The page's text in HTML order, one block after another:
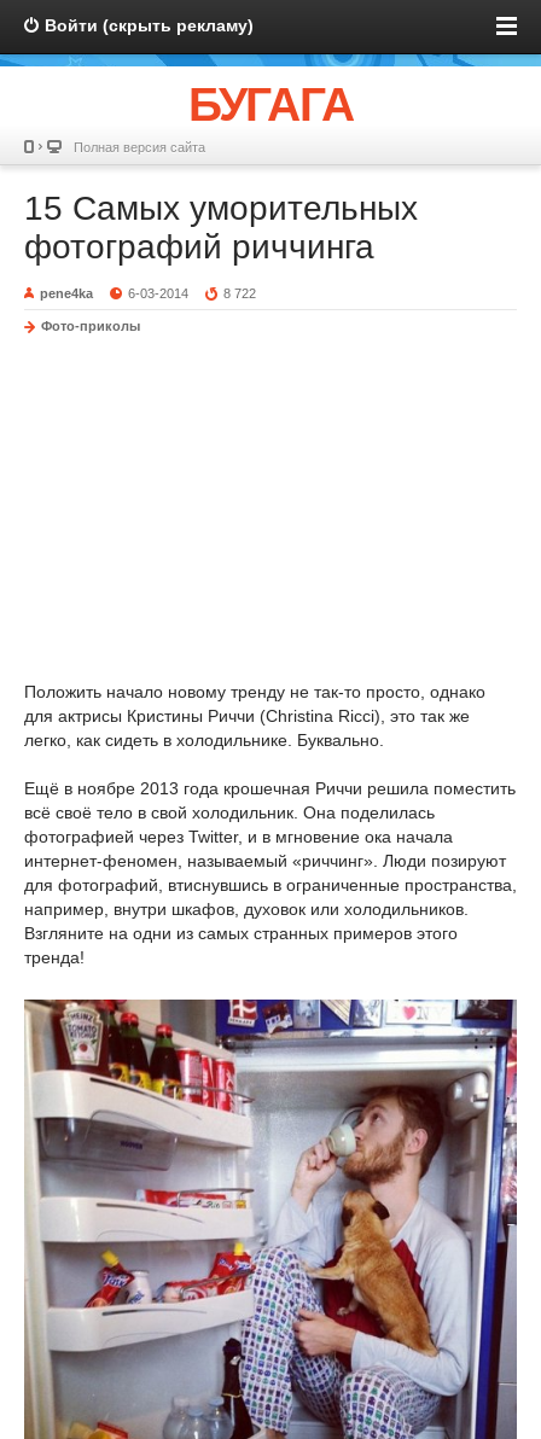
Войти (скрыть рекламу)
БУГАГА
Полная версия сайта
15 Самых уморительных
фотографий риччинга
pene4ka 6-03-2014 8 722
Фото-приколы
Положить начало новому тренду не так-то просто, однако
для актрисы Кристины Риччи (Christina Ricci), это так же
легко, как сидеть в холодильнике. Буквально.
Ещё в ноябре 2013 года крошечная Риччи решила поместить
всё своё тело в свой холодильник. Она поделилась
фотографией через Twitter, и в мгновение ока начала
интернет-феномен, называемый «риччинг». Люди позируют
для фотографий, втиснувшись в ограниченные пространства,
например, внутри шкафов, духовок или холодильников.
Взгляните на одни из самых странных примеров этого
тренда!